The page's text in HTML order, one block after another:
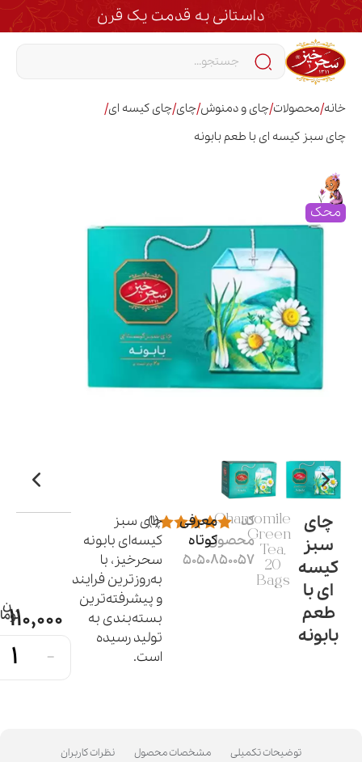
داستانی به قدمت یک قرن
خانه/محصولات/چای و دمنوش/چای/چای کیسه ای/
چای سبز کیسه ای با طعم بابونه
محک
چای
سبز
کیسه
ای با
طعم
بابونه
Chamomile
Green
Tea,
20
Bags
کد
محصول:
5050850057
(1)
معرفی
کوتاه
چای سبز
کیسه‌ای بابونه
سحرخیز، با
به‌روز‌ترین فرایند
و پیشرفته‌ترین
بسته‌بندی به
تولید رسیده
است.
110,000
-
توضیحات تکمیلی مشخصات محصول نظرات کاربران